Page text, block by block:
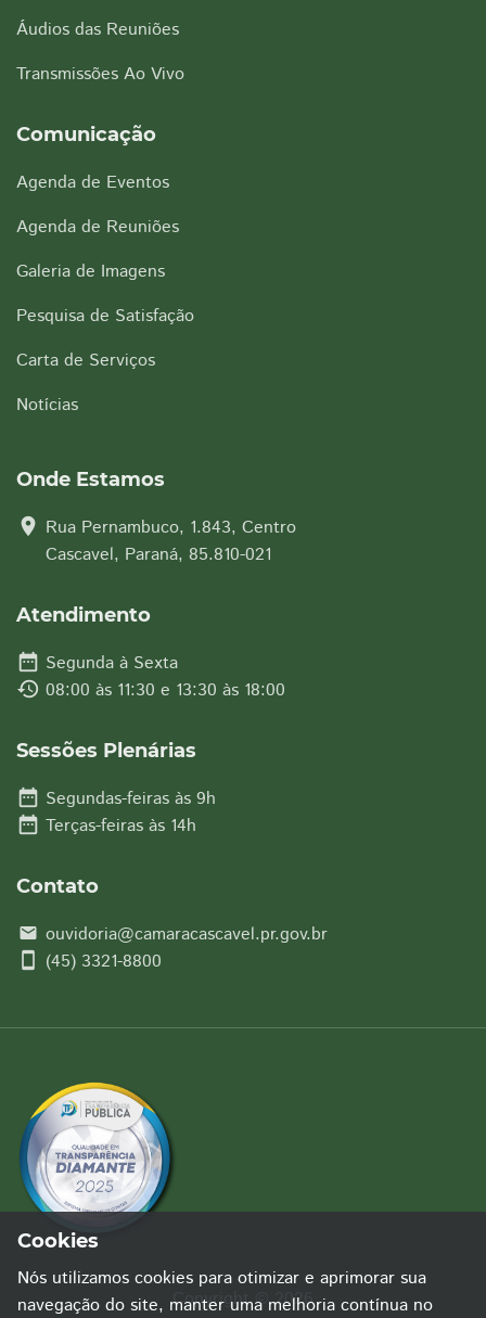
Áudios das Reuniões
Transmissões Ao Vivo
Comunicação
Agenda de Eventos
Agenda de Reuniões
Galeria de Imagens
Pesquisa de Satisfação
Carta de Serviços
Notícias
Onde Estamos
location_on Rua Pernambuco, 1.843, Centro
Cascavel, Paraná, 85.810-021
Atendimento
date_range Segunda à Sexta
history 08:00 às 11:30 e 13:30 às 18:00
Sessões Plenárias
date_range Segundas-feiras às 9h
date_range Terças-feiras às 14h
Contato
email ouvidoria@camaracascavel.pr.gov.br
smartphone (45) 3321-8800
Copyright © 2026
Cookies
Nós utilizamos cookies para otimizar e aprimorar sua
navegação do site, manter uma melhoria contínua no